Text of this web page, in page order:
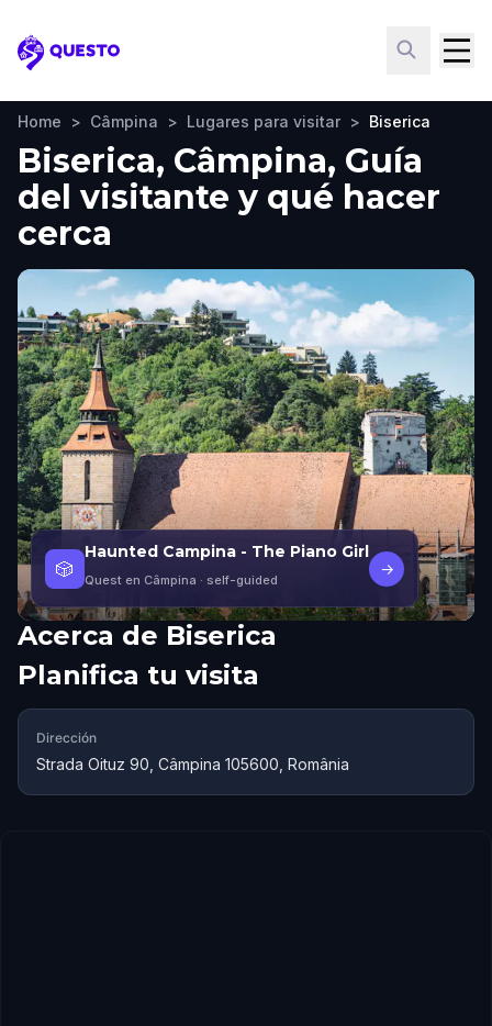
Questo
Home > Câmpina > Lugares para visitar > Biserica
Biserica, Câmpina, Guía
del visitante y qué hacer
cerca
🎲
Haunted Campina - The Piano Girl
Quest en Câmpina · self-guided
→
Acerca de Biserica
Planifica tu visita
Dirección
Strada Oituz 90, Câmpina 105600, România